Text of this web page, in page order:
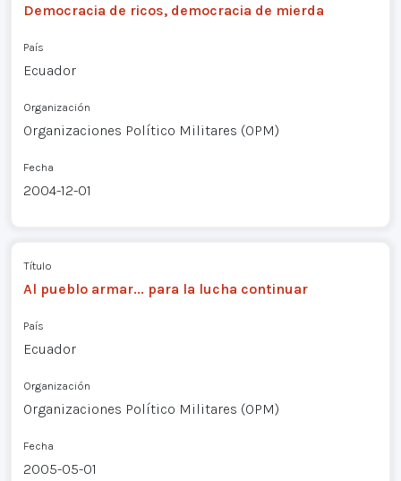
Democracia de ricos, democracia de mierda
País
Ecuador
Organización
Organizaciones Político Militares (OPM)
Fecha
2004-12-01
Título
Al pueblo armar... para la lucha continuar
País
Ecuador
Organización
Organizaciones Político Militares (OPM)
Fecha
2005-05-01